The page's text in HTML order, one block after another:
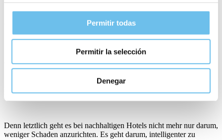
Permitir todas
Permitir la selección
Denegar
Der Erfolg hängt nicht nur von ambitionierten Nachhaltigkeitszielen
ab, sondern auch davon, diese Ambitionen in die tägliche
Technologie wird dabei eine zentrale Rolle spielen. Die größten
Liste an Nachhaltigkeitsinitiativen machen, sondern jene, die
nachhaltiges Denken erfolgreich in ihre täglichen Abläufe einbetten.
Denn letztlich geht es bei nachhaltigen Hotels nicht mehr nur darum,
weniger Schaden anzurichten. Es geht darum, intelligenter zu